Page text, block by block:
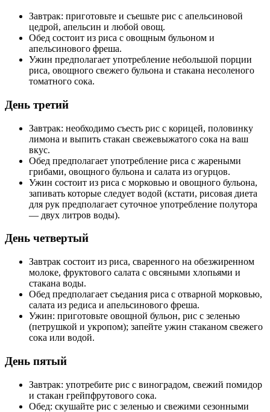
Завтрак: приготовьте и съешьте рис с апельсиновой
цедрой, апельсин и любой овощ.
Обед состоит из риса с овощным бульоном и
апельсинового фреша.
Ужин предполагает употребление небольшой порции
риса, овощного свежего бульона и стакана несоленого
томатного сока.
День третий
Завтрак: необходимо съесть рис с корицей, половинку
лимона и выпить стакан свежевыжатого сока на ваш
вкус.
Обед предполагает употребление риса с жареными
грибами, овощного бульона и салата из огурцов.
Ужин состоит из риса с морковью и овощного бульона,
запивать которые следует водой (кстати, рисовая диета
для рук предполагает суточное употребление полутора
— двух литров воды).
День четвертый
Завтрак состоит из риса, сваренного на обезжиренном
молоке, фруктового салата с овсяными хлопьями и
стакана воды.
Обед предполагает съедания риса с отварной морковью,
салата из редиса и апельсинового фреша.
Ужин: приготовьте овощной бульон, рис с зеленью
(петрушкой и укропом); запейте ужин стаканом свежего
сока или водой.
День пятый
Завтрак: употребите рис с виноградом, свежий помидор
и стакан грейпфрутового сока.
Обед: скушайте рис с зеленью и свежими сезонными